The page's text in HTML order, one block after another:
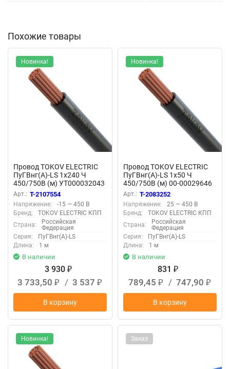
Похожие товары
Новинка!
Провод TOKOV ELECTRIC
ПуГВнг(А)-LS 1х240 Ч
450/750В (м) УТ000032043
Арт.: T-2107554
Напряжение:
-15 — 450 В
Бренд:
TOKOV ELECTRIC КПП
Страна:
Российская
Федерация
Серия:
ПуГВнг(А)-LS
Длина:
1 м
В наличии
3 930 ₽
3 733,50 ₽ / 3 537 ₽
В корзину
Новинка!
Провод TOKOV ELECTRIC
ПуГВнг(А)-LS 1х50 Ч
450/750В (м) 00-00029646
Арт.: T-2083252
Напряжение:
25 — 450 В
Бренд:
TOKOV ELECTRIC КПП
Страна:
Российская
Федерация
Серия:
ПуГВнг(А)-LS
Длина:
1 м
В наличии
831 ₽
789,45 ₽ / 747,90 ₽
В корзину
Новинка! Заказ